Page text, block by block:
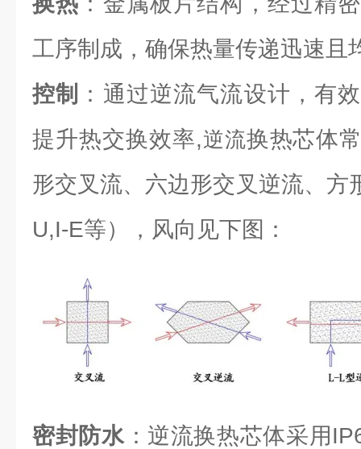
工序制成，确保热量传递迅速且
控制
：通过逆流气流设计，有
提升热交换效率,逆流换热芯体
形交叉流、六边形交叉逆流、方
U,I-E等），风向见下图：
密封防水：逆流换热芯体采用